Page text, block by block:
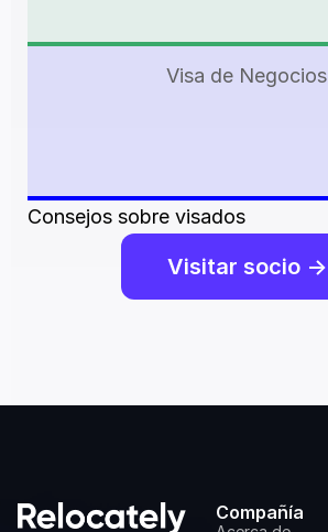
Visa de Negocios
Consejos sobre visados
Visitar socio ->
Compañía